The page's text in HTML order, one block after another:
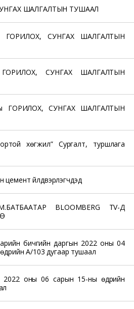
ШАЛГАЛТЫН ТУШААЛ
ГОРИЛОХ, СУНГАХ ШАЛГАЛТЫН
ГОРИЛОХ, СУНГАХ ШАЛГАЛТЫН
ны ГОРИЛОХ, СУНГАХ ШАЛГАЛТЫН
хөгжил” Сургалт, туршлага
үйлдвэрлэгчдэд
BLOOMBERG TV-Д
бичгийн даргын 2022 оны 04
өдрийн А/103 дугаар тушаал
оны 06 сарын 15-ны өдрийн